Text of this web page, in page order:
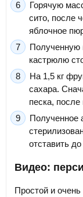
Горячую
сито, после
яблочное
Полученную
кастрюлю
На 1,5 кг
сахара.
песка, после
Полученное
отставить
Видео:
Простой и